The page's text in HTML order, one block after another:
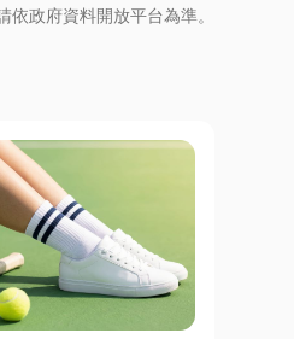
政府資料開放平台為準。